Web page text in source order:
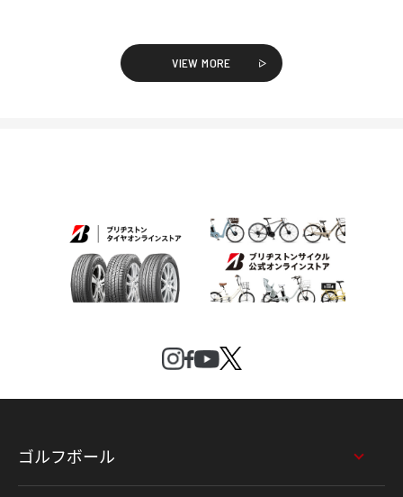
VIEW MORE
ゴルフボール